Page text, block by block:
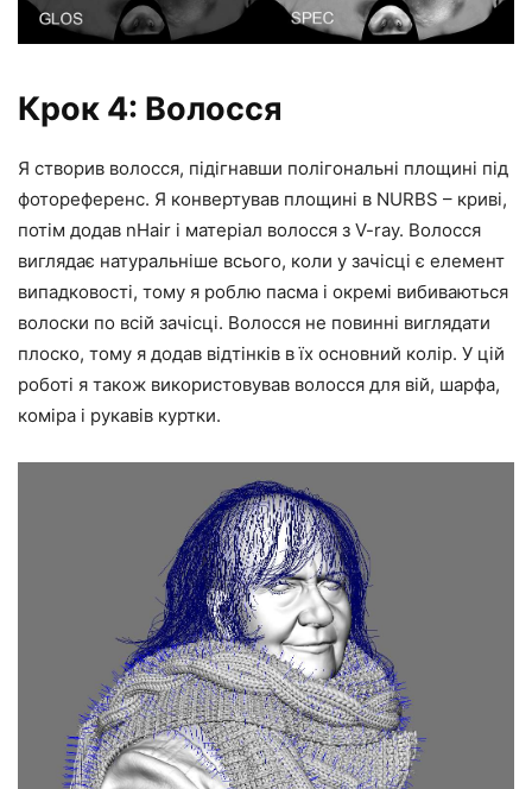
Крок 4: Волосся
Я створив волосся, підігнавши полігональні площині під
фотореференс. Я конвертував площині в NURBS – криві,
потім додав nHair і матеріал волосся з V-ray. Волосся
виглядає натуральніше всього, коли у зачісці є елемент
випадковості, тому я роблю пасма і окремі вибиваються
волоски по всій зачісці. Волосся не повинні виглядати
плоско, тому я додав відтінків в їх основний колір. У цій
роботі я також використовував волосся для вій, шарфа,
коміра і рукавів куртки.